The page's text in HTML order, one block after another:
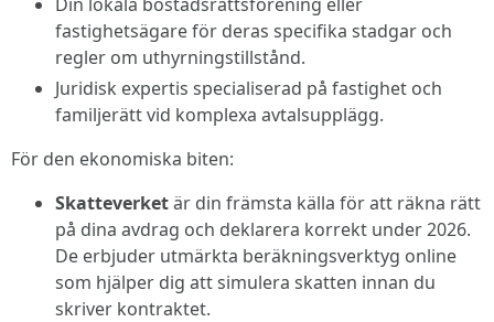
fastighetsägare för deras specifika stadgar och
regler om uthyrningstillstånd.
Juridisk expertis specialiserad på fastighet och
familjerätt vid komplexa avtalsupplägg.
För den ekonomiska biten:
Skatteverketär din främsta källa för att räkna rätt
på dina avdrag och deklarera korrekt under 2026.
De erbjuder utmärkta beräkningsverktyg online
som hjälper dig att simulera skatten innan du
skriver kontraktet.